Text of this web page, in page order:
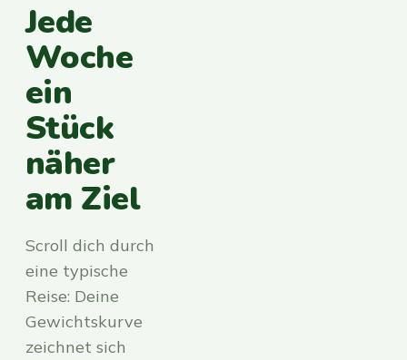
Jede
Woche
ein
Stück
näher
am Ziel
Scroll dich durch
eine typische
Reise: Deine
Gewichtskurve
zeichnet sich